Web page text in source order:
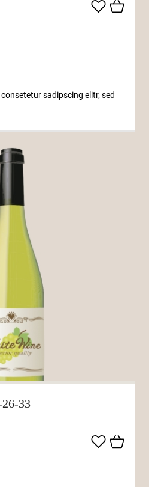
sadipscing elitr, sed
33